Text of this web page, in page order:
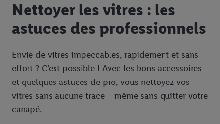
Nettoyer les vitres : les
astuces des professionnels
Envie de vitres impeccables, rapidement et sans
effort ? C’est possible ! Avec les bons accessoires
et quelques astuces de pro, vous nettoyez vos
vitres sans aucune trace – même sans quitter votre
canapé.